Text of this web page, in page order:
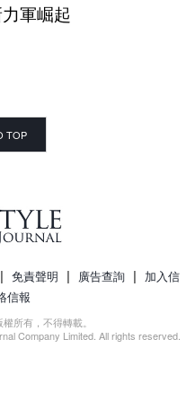
軍崛起
TOP
| 免責聲明 | 廣告查詢 | 加入信
信報
所有，不得轉載。
Company Limited. All rights reserved.